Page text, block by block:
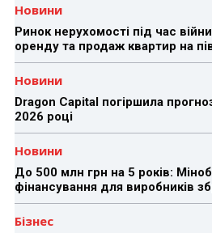
Новини
Ринок нерухомості під час
оренду та продаж квартир на
Новини
Dragon Capital погіршила
2026 році
Новини
До 500 млн грн на 5 років:
фінансування для виробників
Бізнес